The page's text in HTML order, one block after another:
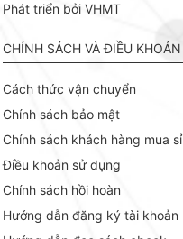
Phát triển bởi VHMT
CHÍNH SÁCH VÀ ĐIỀU KHOẢN
Cách thức vận chuyển
Chính sách bảo mật
Chính sách khách hàng mua sỉ
Điều khoản sử dụng
Chính sách hồi hoàn
Hướng dẫn đăng ký tài khoản